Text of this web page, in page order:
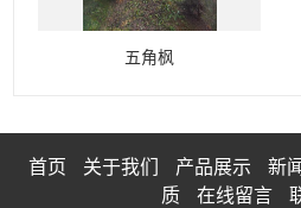
五角枫
首页 关于我们 产品展示 新
质
在线留言